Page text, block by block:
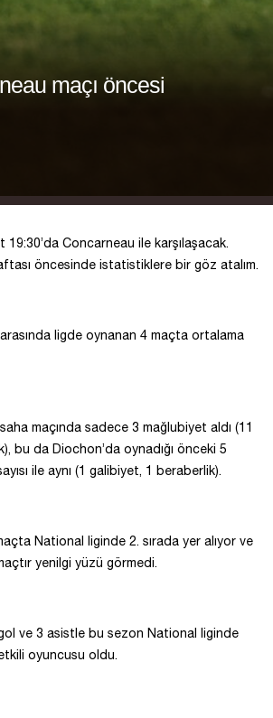
maçı öncesi
19:30’da Concarneau ile karşılaşacak.
öncesinde istatistiklere bir göz atalım.
ligde oynanan 4 maçta ortalama
maçında sadece 3 mağlubiyet aldı (11
bu da Diochon’da oynadığı önceki 5
ile aynı (1 galibiyet, 1 beraberlik).
National liginde 2. sırada yer alıyor ve
yenilgi yüzü görmedi.
ve 3 asistle bu sezon National liginde
oyuncusu oldu.